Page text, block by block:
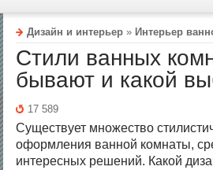
Дизайн и интерьер » Интерьер
Стили ванных
бывают и какой
17 589
Существует множество
оформления ванной комнаты,
интересных решений. Какой